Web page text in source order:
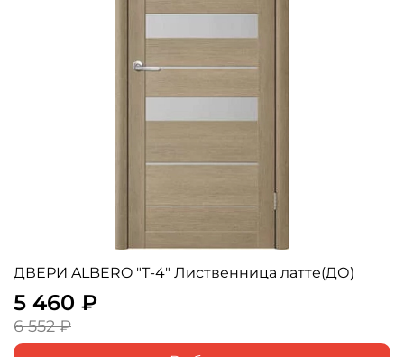
ДВЕРИ ALBERO "Т-4" Лиственница латте(ДО)
5 460 ₽
6 552 ₽